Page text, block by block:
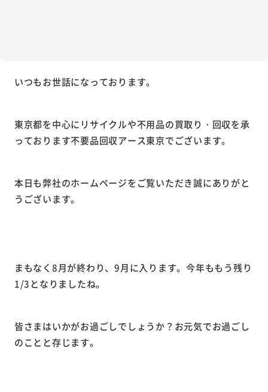
いつもお世話になっております。
東京都を中心にリサイクルや不用品の買取り・回収を承
っております不要品回収アース東京でございます。
本日も弊社のホームページをご覧いただき誠にありがと
うございます。
まもなく8月が終わり、9月に入ります。今年ももう残り
1/3となりましたね。
皆さまはいかがお過ごしでしょうか？お元気でお過ごし
のことと存じます。